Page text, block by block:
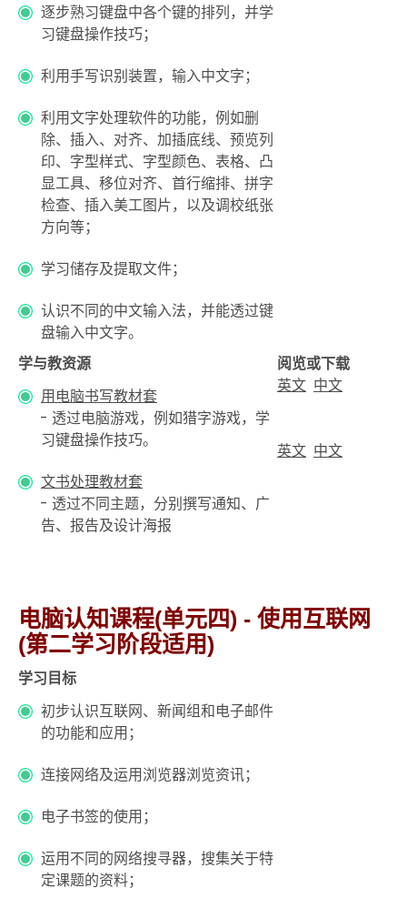
逐步熟习键盘中各个键的排列，并学
习键盘操作技巧；
利用手写识别装置，输入中文字；
利用文字处理软件的功能，例如删
除、插入、对齐、加插底线、预览列
印、字型样式、字型颜色、表格、凸
显工具、移位对齐、首行缩排、拼字
检查、插入美工图片，以及调校纸张
方向等；
学习储存及提取文件；
认识不同的中文输入法，并能透过键
盘输入中文字。
学与教资源
阅览或下载
用电脑书写教材套
- 透过电脑游戏，例如猎字游戏，学
习键盘操作技巧。
文书处理教材套
- 透过不同主题，分别撰写通知、广
告、报告及设计海报
英文 中文
英文 中文
电脑认知课程(单元四) - 使用互联网
(第二学习阶段适用)
学习目标
初步认识互联网、新闻组和电子邮件
的功能和应用；
连接网络及运用浏览器浏览资讯；
电子书签的使用；
运用不同的网络搜寻器，搜集关于特
定课题的资料；